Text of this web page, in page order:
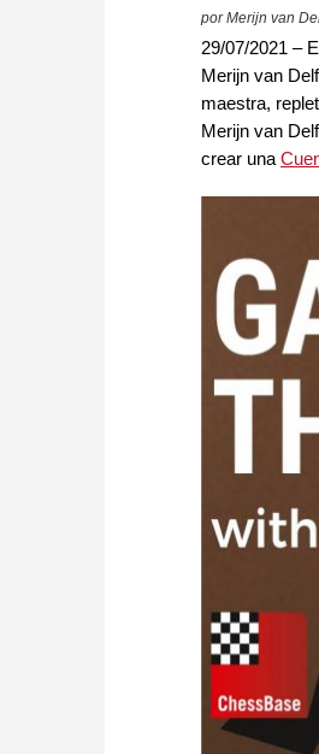
por Merijn van
29/07/2021 –
Merijn van
maestra,
Merijn van
crear una